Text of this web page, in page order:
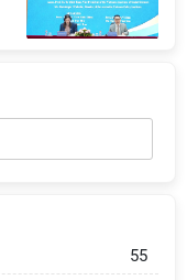
55